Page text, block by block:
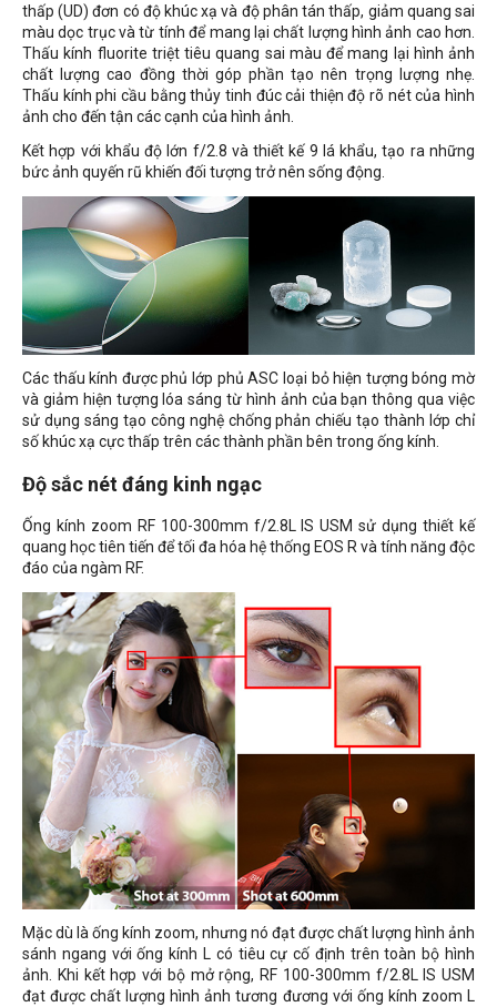
thấp (UD) đơn có độ khúc xạ và độ phân tán thấp, giảm quang sai
màu dọc trục và từ tính để mang lại chất lượng hình ảnh cao hơn.
Thấu kính fluorite triệt tiêu quang sai màu để mang lại hình ảnh
chất lượng cao đồng thời góp phần tạo nên trọng lượng nhẹ.
Thấu kính phi cầu bằng thủy tinh đúc cải thiện độ rõ nét của hình
ảnh cho đến tận các cạnh của hình ảnh.
Kết hợp với khẩu độ lớn f/2.8 và thiết kế 9 lá khẩu, tạo ra những
bức ảnh quyến rũ khiến đối tượng trở nên sống động.
Các thấu kính được phủ lớp phủ ASC loại bỏ hiện tượng bóng mờ
và giảm hiện tượng lóa sáng từ hình ảnh của bạn thông qua việc
sử dụng sáng tạo công nghệ chống phản chiếu tạo thành lớp chỉ
số khúc xạ cực thấp trên các thành phần bên trong ống kính.
Độ sắc nét đáng kinh ngạc
Ống kính zoom RF 100-300mm f/2.8L IS USM sử dụng thiết kế
quang học tiên tiến để tối đa hóa hệ thống EOS R và tính năng độc
đáo của ngàm RF.
Mặc dù là ống kính zoom, nhưng nó đạt được chất lượng hình ảnh
sánh ngang với ống kính L có tiêu cự cố định trên toàn bộ hình
ảnh. Khi kết hợp với bộ mở rộng, RF 100-300mm f/2.8L IS USM
đạt được chất lượng hình ảnh tương đương với ống kính zoom L